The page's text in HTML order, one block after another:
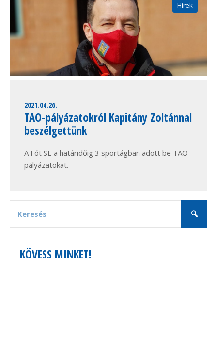
Hírek
2021.04.26.
TAO-pályázatokról Kapitány Zoltánnal
beszélgettünk
A Fót SE a határidőig 3 sportágban adott be TAO-
pályázatokat.
KÖVESS MINKET!